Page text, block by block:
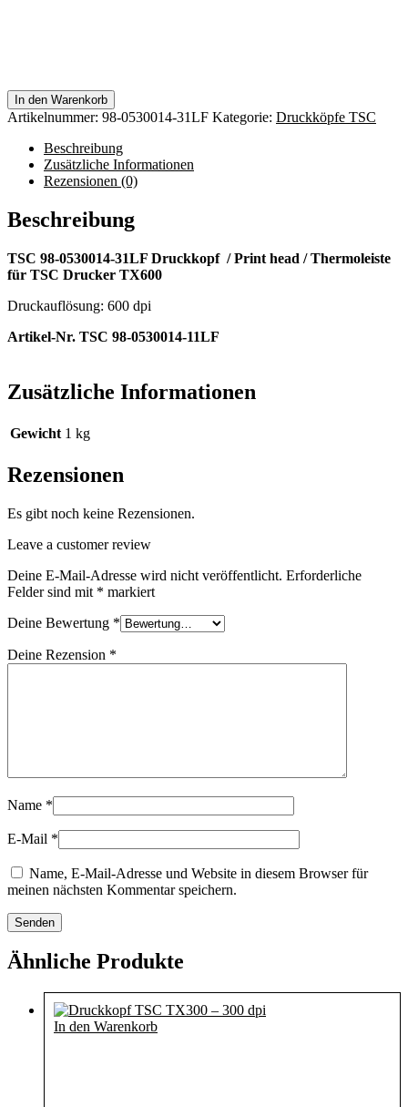
In den Warenkorb
Artikelnummer: 98-0530014-31LF Kategorie: Druckköpfe TSC
Beschreibung
Zusätzliche Informationen
Rezensionen (0)
Beschreibung
TSC 98-0530014-31LF Druckkopf / Print head / Thermoleiste
für TSC Drucker TX600
Druckauflösung: 600 dpi
Artikel-Nr. TSC 98-0530014-11LF
Zusätzliche Informationen
Gewicht 1 kg
Rezensionen
Es gibt noch keine Rezensionen.
Leave a customer review
Deine E-Mail-Adresse wird nicht veröffentlicht. Erforderliche
Felder sind mit * markiert
Deine Bewertung *
Deine Rezension *
Name *
E-Mail *
Name, E-Mail-Adresse und Website in diesem Browser für
meinen nächsten Kommentar speichern.
Ähnliche Produkte
In den Warenkorb